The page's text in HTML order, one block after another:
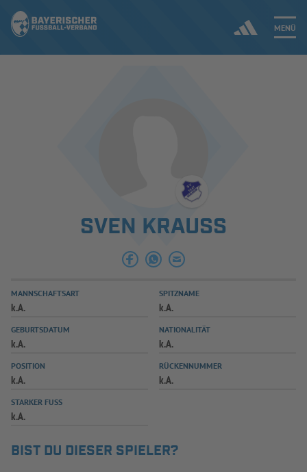
MENÜ
SPIELBETRIEB & VERBANDSLEBEN
AUSBILDUNG & FÖRDERUNG
SPIELPLUS
SVEN KRAUSS
MANNSCHAFTSART
k.A.
SPITZNAME
k.A.
GEBURTSDATUM
k.A.
NATIONALITÄT
k.A.
POSITION
k.A.
RÜCKENNUMMER
k.A.
STARKER FUSS
k.A.
BIST DU DIESER SPIELER?